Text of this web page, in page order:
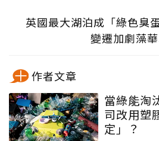
英國最大湖泊成「綠色臭
變遷加劇藻
作者文章
當綠能淘
司改用塑
定」？